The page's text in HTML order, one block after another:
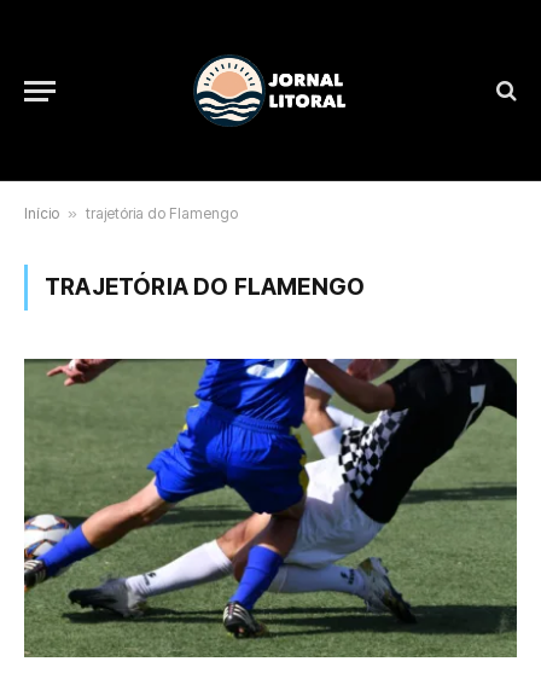
Início » trajetória do Flamengo
TRAJETÓRIA DO FLAMENGO